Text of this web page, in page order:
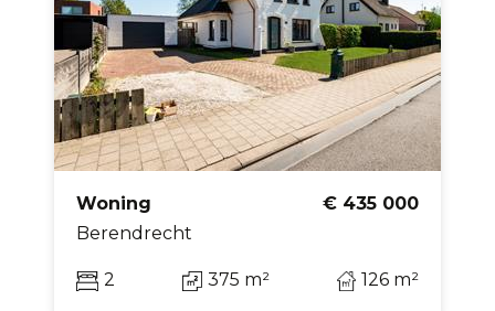
Woning
€ 435 000
Berendrecht
2 375 m² 126 m²